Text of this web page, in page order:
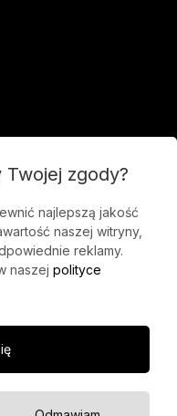
zgody?
najlepszą jakość
naszej witryny,
reklamy.
naszej polityce